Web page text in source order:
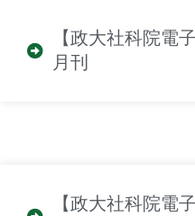
【政大社科院電
月刊
【政大社科院電